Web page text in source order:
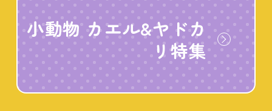
小動物 カエル&ヤドカ
リ特集